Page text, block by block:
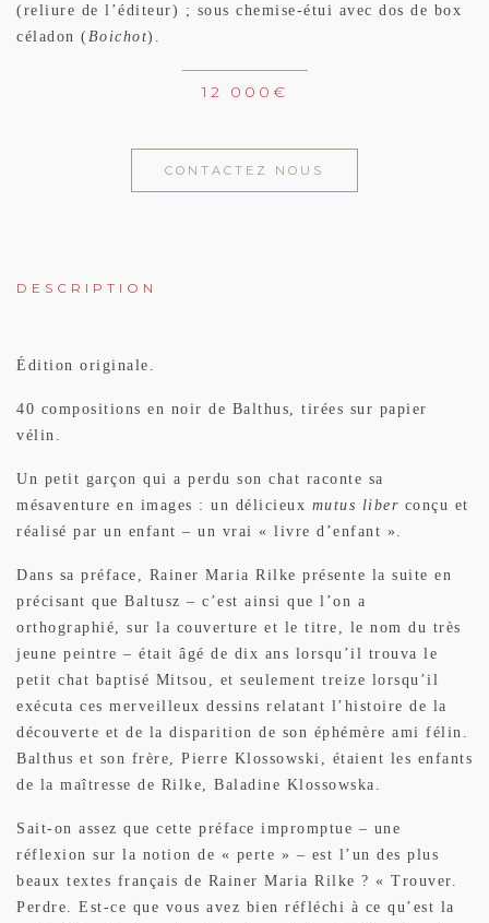
(reliure de l’éditeur) ; sous chemise-étui avec dos de box
céladon ( Boichot).
12 000 €
CONTACTEZ NOUS
DESCRIPTION
Édition originale.
40 compositions en noir de Balthus, tirées sur papier
vélin.
Un petit garçon qui a perdu son chat raconte sa
mésaventure en images : un délicieux mutus liber conçu et
réalisé par un enfant – un vrai « livre d’enfant ».
Dans sa préface, Rainer Maria Rilke présente la suite en
précisant que Baltusz – c’est ainsi que l’on a
orthographié, sur la couverture et le titre, le nom du très
jeune peintre – était âgé de dix ans lorsqu’il trouva le
petit chat baptisé Mitsou, et seulement treize lorsqu’il
exécuta ces merveilleux dessins relatant l’histoire de la
découverte et de la disparition de son éphémère ami félin.
Balthus et son frère, Pierre Klossowski, étaient les enfants
de la maîtresse de Rilke, Baladine Klossowska.
Sait-on assez que cette préface impromptue – une
réflexion sur la notion de « perte » – est l’un des plus
beaux textes français de Rainer Maria Rilke ? « Trouver.
Perdre. Est-ce que vous avez bien réfléchi à ce qu’est la